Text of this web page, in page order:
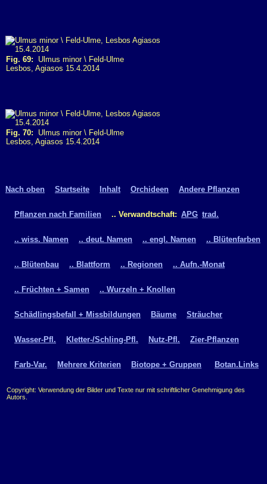
Fig. 69: Ulmus minor \ Feld-Ulme
Lesbos, Agiasos 15.4.2014
Fig. 70: Ulmus minor \ Feld-Ulme
Lesbos, Agiasos 15.4.2014
Nach oben Startseite Inhalt Orchideen Andere Pflanzen
Pflanzen nach Familien .. Verwandtschaft: APG trad.
.. wiss. Namen .. deut. Namen .. engl. Namen .. Blütenfarben
.. Blütenbau .. Blattform .. Regionen .. Aufn.-Monat
.. Früchten + Samen .. Wurzeln + Knollen
Schädlingsbefall + Missbildungen Bäume Sträucher
Wasser-Pfl. Kletter-/Schling-Pfl. Nutz-Pfl. Zier-Pflanzen
Farb-Var. Mehrere Kriterien Biotope + Gruppen Botan.Links
Copyright: Verwendung der Bilder und Texte nur mit schriftlicher Genehmigung des
Autors.